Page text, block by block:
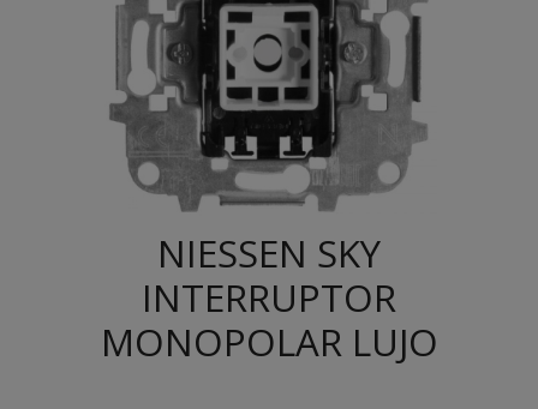
NIESSEN SKY
INTERRUPTOR
MONOPOLAR LUJO